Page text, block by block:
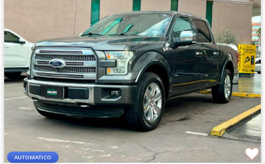
AUTOMATICO